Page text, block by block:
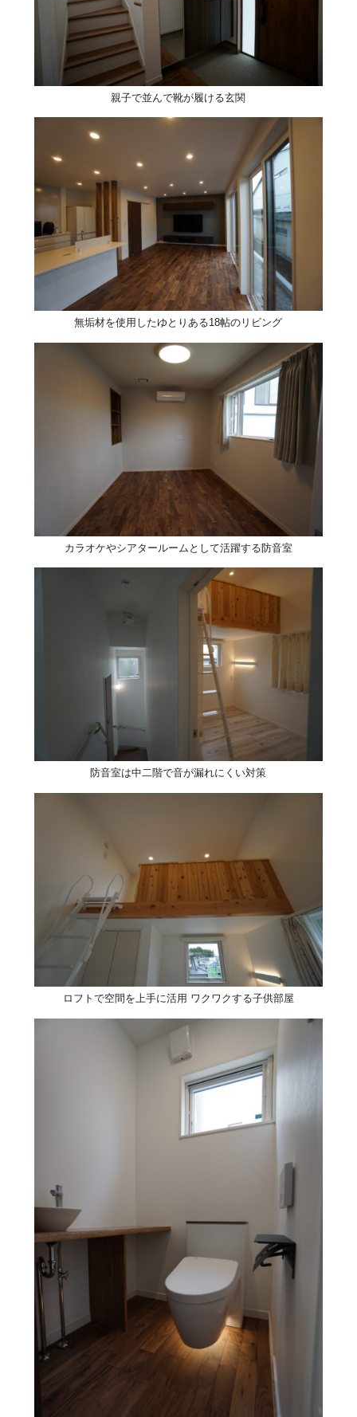
親子で並んで靴が履ける玄関
無垢材を使用したゆとりある18帖のリビング
カラオケやシアタールームとして活躍する防音室
防音室は中二階で音が漏れにくい対策
ロフトで空間を上手に活用 ワクワクする子供部屋